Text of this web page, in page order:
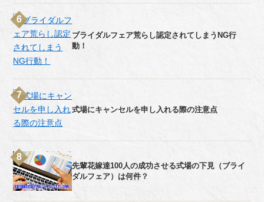
ブライダルフェア荒らし認定されてしまうNG行
動！
式場にキャンセルを申し入れる際の注意点
先輩花嫁達100人の成功させる式場の下見（ブライ
ダルフェア）は何件？